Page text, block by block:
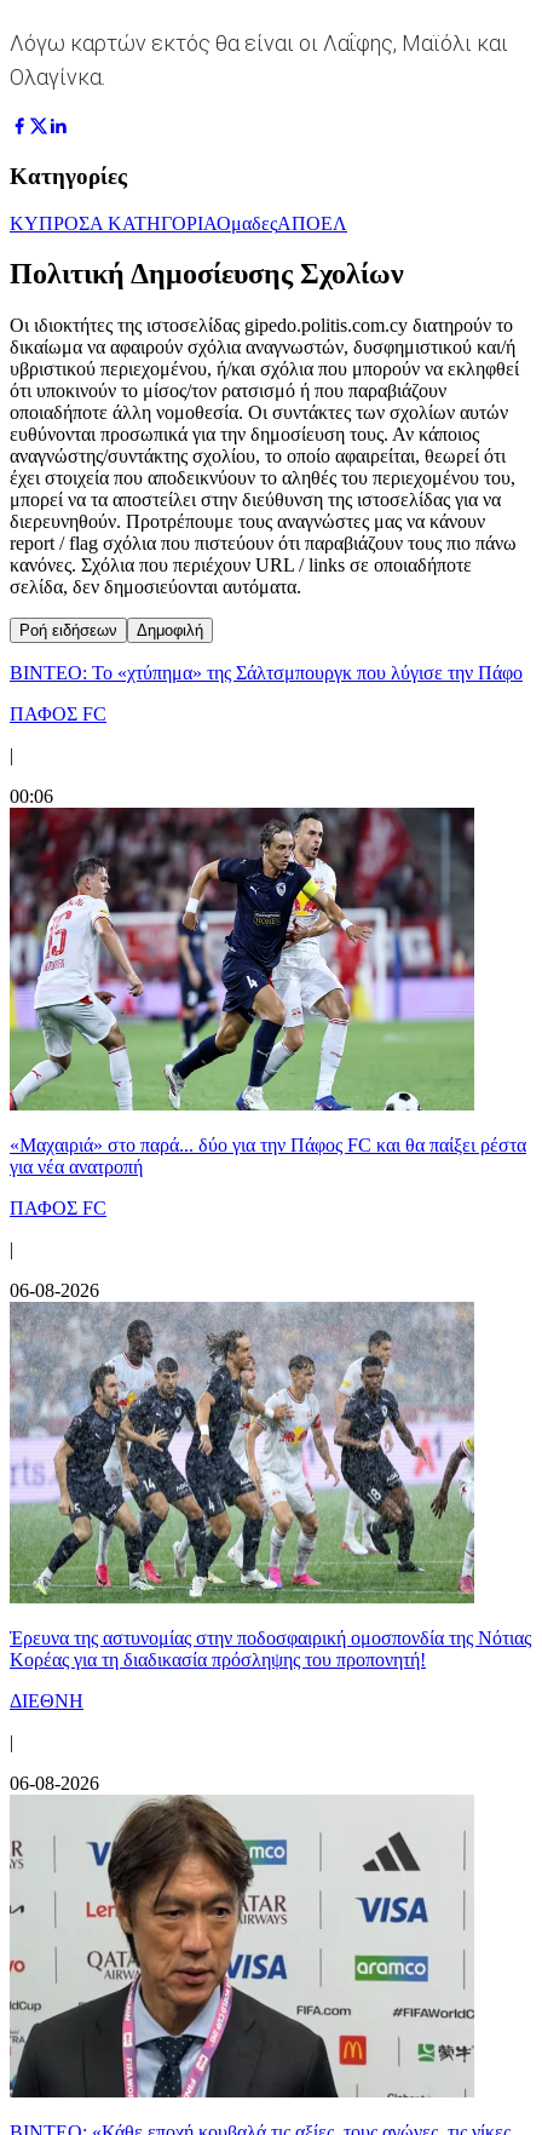
Λόγω καρτών εκτός θα είναι οι Λαΐφης, Μαϊόλι και
Ολαγίνκα.
Κατηγορίες
ΚΥΠΡΟΣΑ ΚΑΤΗΓΟΡΙΑΟμαδεςΑΠΟΕΛ
Πολιτική Δημοσίευσης Σχολίων
Οι ιδιοκτήτες της ιστοσελίδας gipedo.politis.com.cy διατηρούν το
δικαίωμα να αφαιρούν σχόλια αναγνωστών, δυσφημιστικού και/ή
υβριστικού περιεχομένου, ή/και σχόλια που μπορούν να εκληφθεί
ότι υποκινούν το μίσος/τον ρατσισμό ή που παραβιάζουν
οποιαδήποτε άλλη νομοθεσία. Οι συντάκτες των σχολίων αυτών
ευθύνονται προσωπικά για την δημοσίευση τους. Αν κάποιος
αναγνώστης/συντάκτης σχολίου, το οποίο αφαιρείται, θεωρεί ότι
έχει στοιχεία που αποδεικνύουν το αληθές του περιεχομένου του,
μπορεί να τα αποστείλει στην διεύθυνση της ιστοσελίδας για να
διερευνηθούν. Προτρέπουμε τους αναγνώστες μας να κάνουν
report / flag σχόλια που πιστεύουν ότι παραβιάζουν τους πιο πάνω
κανόνες. Σχόλια που περιέχουν URL / links σε οποιαδήποτε
σελίδα, δεν δημοσιεύονται αυτόματα.
Ροή ειδήσεων Δημοφιλή
ΒΙΝΤΕΟ: Το «χτύπημα» της Σάλτσμπουργκ που λύγισε την Πάφο
ΠΑΦΟΣ FC
|
00:06
«Μαχαιριά» στο παρά... δύο για την Πάφος FC και θα παίξει ρέστα
για νέα ανατροπή
ΠΑΦΟΣ FC
|
06-08-2026
Έρευνα της αστυνομίας στην ποδοσφαιρική ομοσπονδία της Νότιας
Κορέας για τη διαδικασία πρόσληψης του προπονητή!
ΔΙΕΘΝΗ
|
06-08-2026